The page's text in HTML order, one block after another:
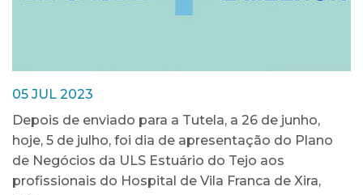
05 JUL 2023
Depois de enviado para a Tutela, a 26 de junho,
hoje, 5 de julho, foi dia de apresentação do Plano
de Negócios da ULS Estuário do Tejo aos
profissionais do Hospital de Vila Franca de Xira,